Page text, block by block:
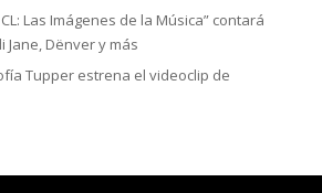
Las Imágenes de la Música” contará
Jane, Dënver y más
Tupper estrena el videoclip de